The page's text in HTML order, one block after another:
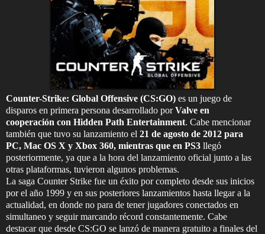
Counter-Strike: Global Offensive (CS:GO) es un juego de
disparos en primera persona desarrollado porValve en
cooperación con Hidden Path Entertainment. Cabe mencionar
también que tuvo su lanzamiento el 21 de agosto de 2012 para
PC, Mac OS X y Xbox 360, mientras que en PS3 llegó
posteriormente, ya que a la hora del lanzamiento oficial junto a las
otras plataformas, tuvieron algunos problemas.
La saga Counter Strike fue un éxito por completo desde sus inicios
por el año 1999 y en sus posteriores lanzamientos hasta llegar a la
actualidad, en donde no para de tener jugadores conectados en
simultaneo y seguir marcando récord constantemente. Cabe
destacar que desde CS:GO se lanzó de manera gratuito a finales del